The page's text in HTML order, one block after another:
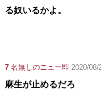
る奴いるかよ。
7 名無しのニュー即 2020/
麻生が止めるだろ